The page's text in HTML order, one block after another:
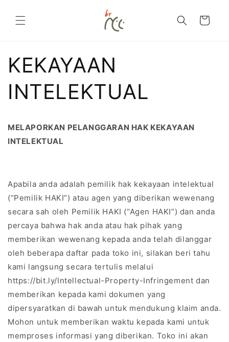
konten
Keranjang
KEKAYAAN
INTELEKTUAL
MELAPORKAN PELANGGARAN HAK KEKAYAAN
INTELEKTUAL
Apabila anda adalah pemilik hak kekayaan intelektual
(“Pemilik HAKI”) atau agen yang diberikan wewenang
secara sah oleh Pemilik HAKI (“Agen HAKI”) dan anda
percaya bahwa hak anda atau hak pihak yang
memberikan wewenang kepada anda telah dilanggar
oleh beberapa daftar pada toko ini, silakan beri tahu
kami langsung secara tertulis melalui
https://bit.ly/Intellectual-Property-Infringement dan
memberikan kepada kami dokumen yang
dipersyaratkan di bawah untuk mendukung klaim anda.
Mohon untuk memberikan waktu kepada kami untuk
memproses informasi yang diberikan. Toko ini akan